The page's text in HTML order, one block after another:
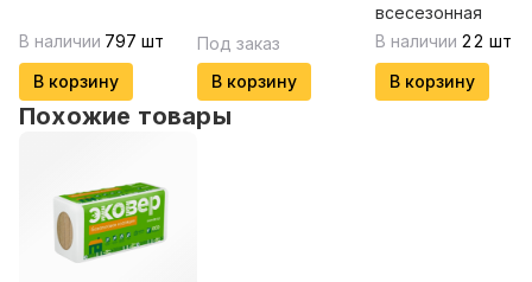
В наличии 797 шт
В корзину
Под заказ
В корзину
всесезонная
В наличии 22 шт
В корзину
Похожие товары